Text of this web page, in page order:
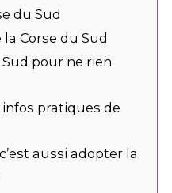
du Sud
Corse du Sud
pour ne rien
infos pratiques de
aussi adopter la